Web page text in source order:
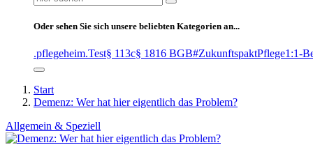
nach:
Oder sehen Sie sich unsere beliebten Kategorien an...
.pflegeheim.Test§ 113c§ 1816 BGB#ZukunftspaktPflege1:1-
Start
Demenz: Wer hat hier eigentlich das Problem?
Allgemein & Speziell